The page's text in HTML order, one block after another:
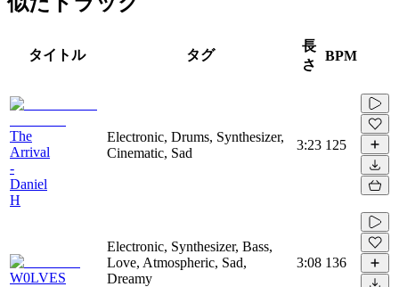
タイトル タグ
長
さ
BPM
The
Arrival
-
Daniel
H
Electronic, Drums, Synthesizer,
Cinematic, Sad
3:23 125
W0LVES
Electronic, Synthesizer, Bass,
Love, Atmospheric, Sad,
Dreamy
3:08 136